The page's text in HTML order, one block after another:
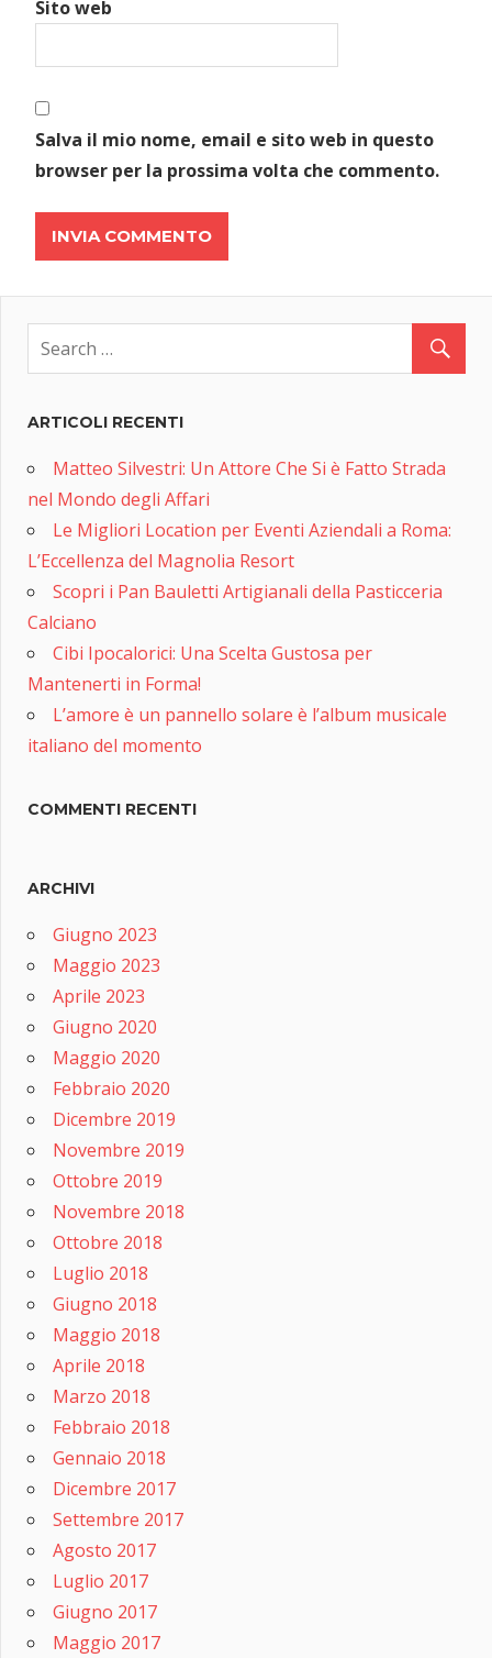
Sito web
Salva il mio nome, email e sito web in questo
browser per la prossima volta che commento.
ARTICOLI RECENTI
Matteo Silvestri: Un Attore Che Si è Fatto Strada
nel Mondo degli Affari
Le Migliori Location per Eventi Aziendali a Roma:
L’Eccellenza del Magnolia Resort
Scopri i Pan Bauletti Artigianali della Pasticceria
Calciano
Cibi Ipocalorici: Una Scelta Gustosa per
Mantenerti in Forma!
L’amore è un pannello solare è l’album musicale
italiano del momento
COMMENTI RECENTI
ARCHIVI
Giugno 2023
Maggio 2023
Aprile 2023
Giugno 2020
Maggio 2020
Febbraio 2020
Dicembre 2019
Novembre 2019
Ottobre 2019
Novembre 2018
Ottobre 2018
Luglio 2018
Giugno 2018
Maggio 2018
Aprile 2018
Marzo 2018
Febbraio 2018
Gennaio 2018
Dicembre 2017
Settembre 2017
Agosto 2017
Luglio 2017
Giugno 2017
Maggio 2017